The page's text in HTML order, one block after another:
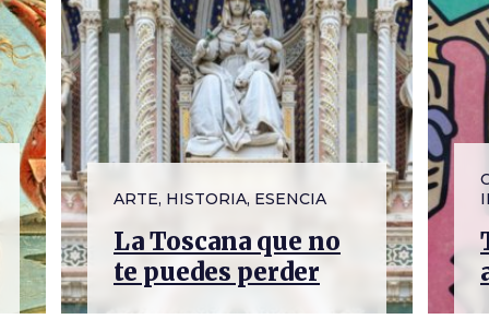
ARTE, HISTORIA, ESENCIA
La Toscana que no
te puedes perder